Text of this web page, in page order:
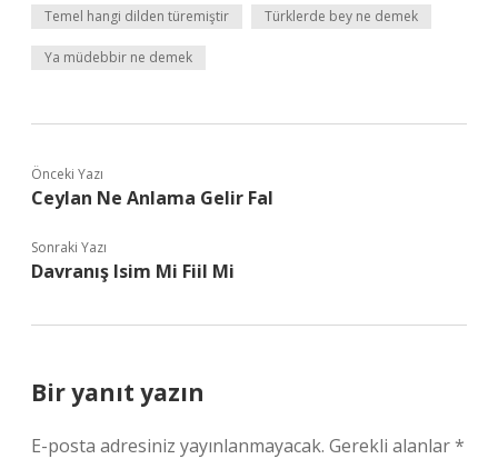
Temel hangi dilden türemiştir Türklerde bey ne demek
Ya müdebbir ne demek
Önceki Yazı
Ceylan Ne Anlama Gelir Fal
Sonraki Yazı
Davranış Isim Mi Fiil Mi
Bir yanıt yazın
E-posta adresiniz yayınlanmayacak. Gerekli alanlar*